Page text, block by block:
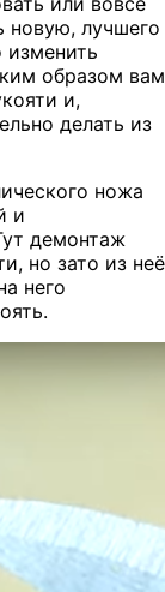
новую, лучшего
образом вам
и,
делать из
ножа
и
демонтаж
но зато из неё
него